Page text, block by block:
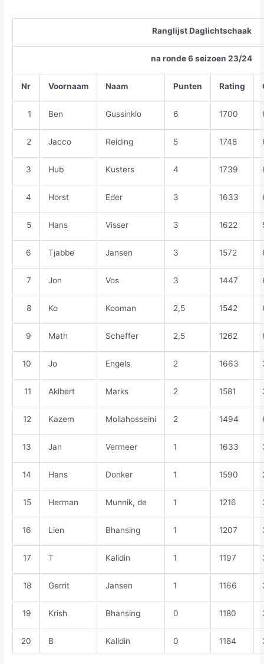
Ranglijst Daglichtschaak
na ronde 6 seizoen 23/24
Nr Voornaam Naam Punten Rating
1 Ben Gussinklo 6 1700
2 Jacco Reiding 5 1748
3 Hub Kusters 4 1739
4 Horst Eder 3 1633
5 Hans Visser 3 1622
6 Tjabbe Jansen 3 1572
7 Jon Vos 3 1447
8 Ko Kooman 2,5 1542
9 Math Scheffer 2,5 1262
10 Jo Engels 2 1663
11 Aklbert Marks 2 1581
12 Kazem Mollahosseini 2 1494
13 Jan Vermeer 1 1633
14 Hans Donker 1 1590
15 Herman Munnik, de 1 1216
16 Lien Bhansing 1 1207
17 T Kalidin 1 1197
18 Gerrit Jansen 1 1166
19 Krish Bhansing 0 1180
20 B Kalidin 0 1184